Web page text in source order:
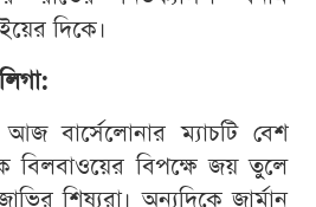
দিকে।
বার্সেলোনার ম্যাচটি বেশ
বিলবাওয়ের বিপক্ষে জয় তুলে